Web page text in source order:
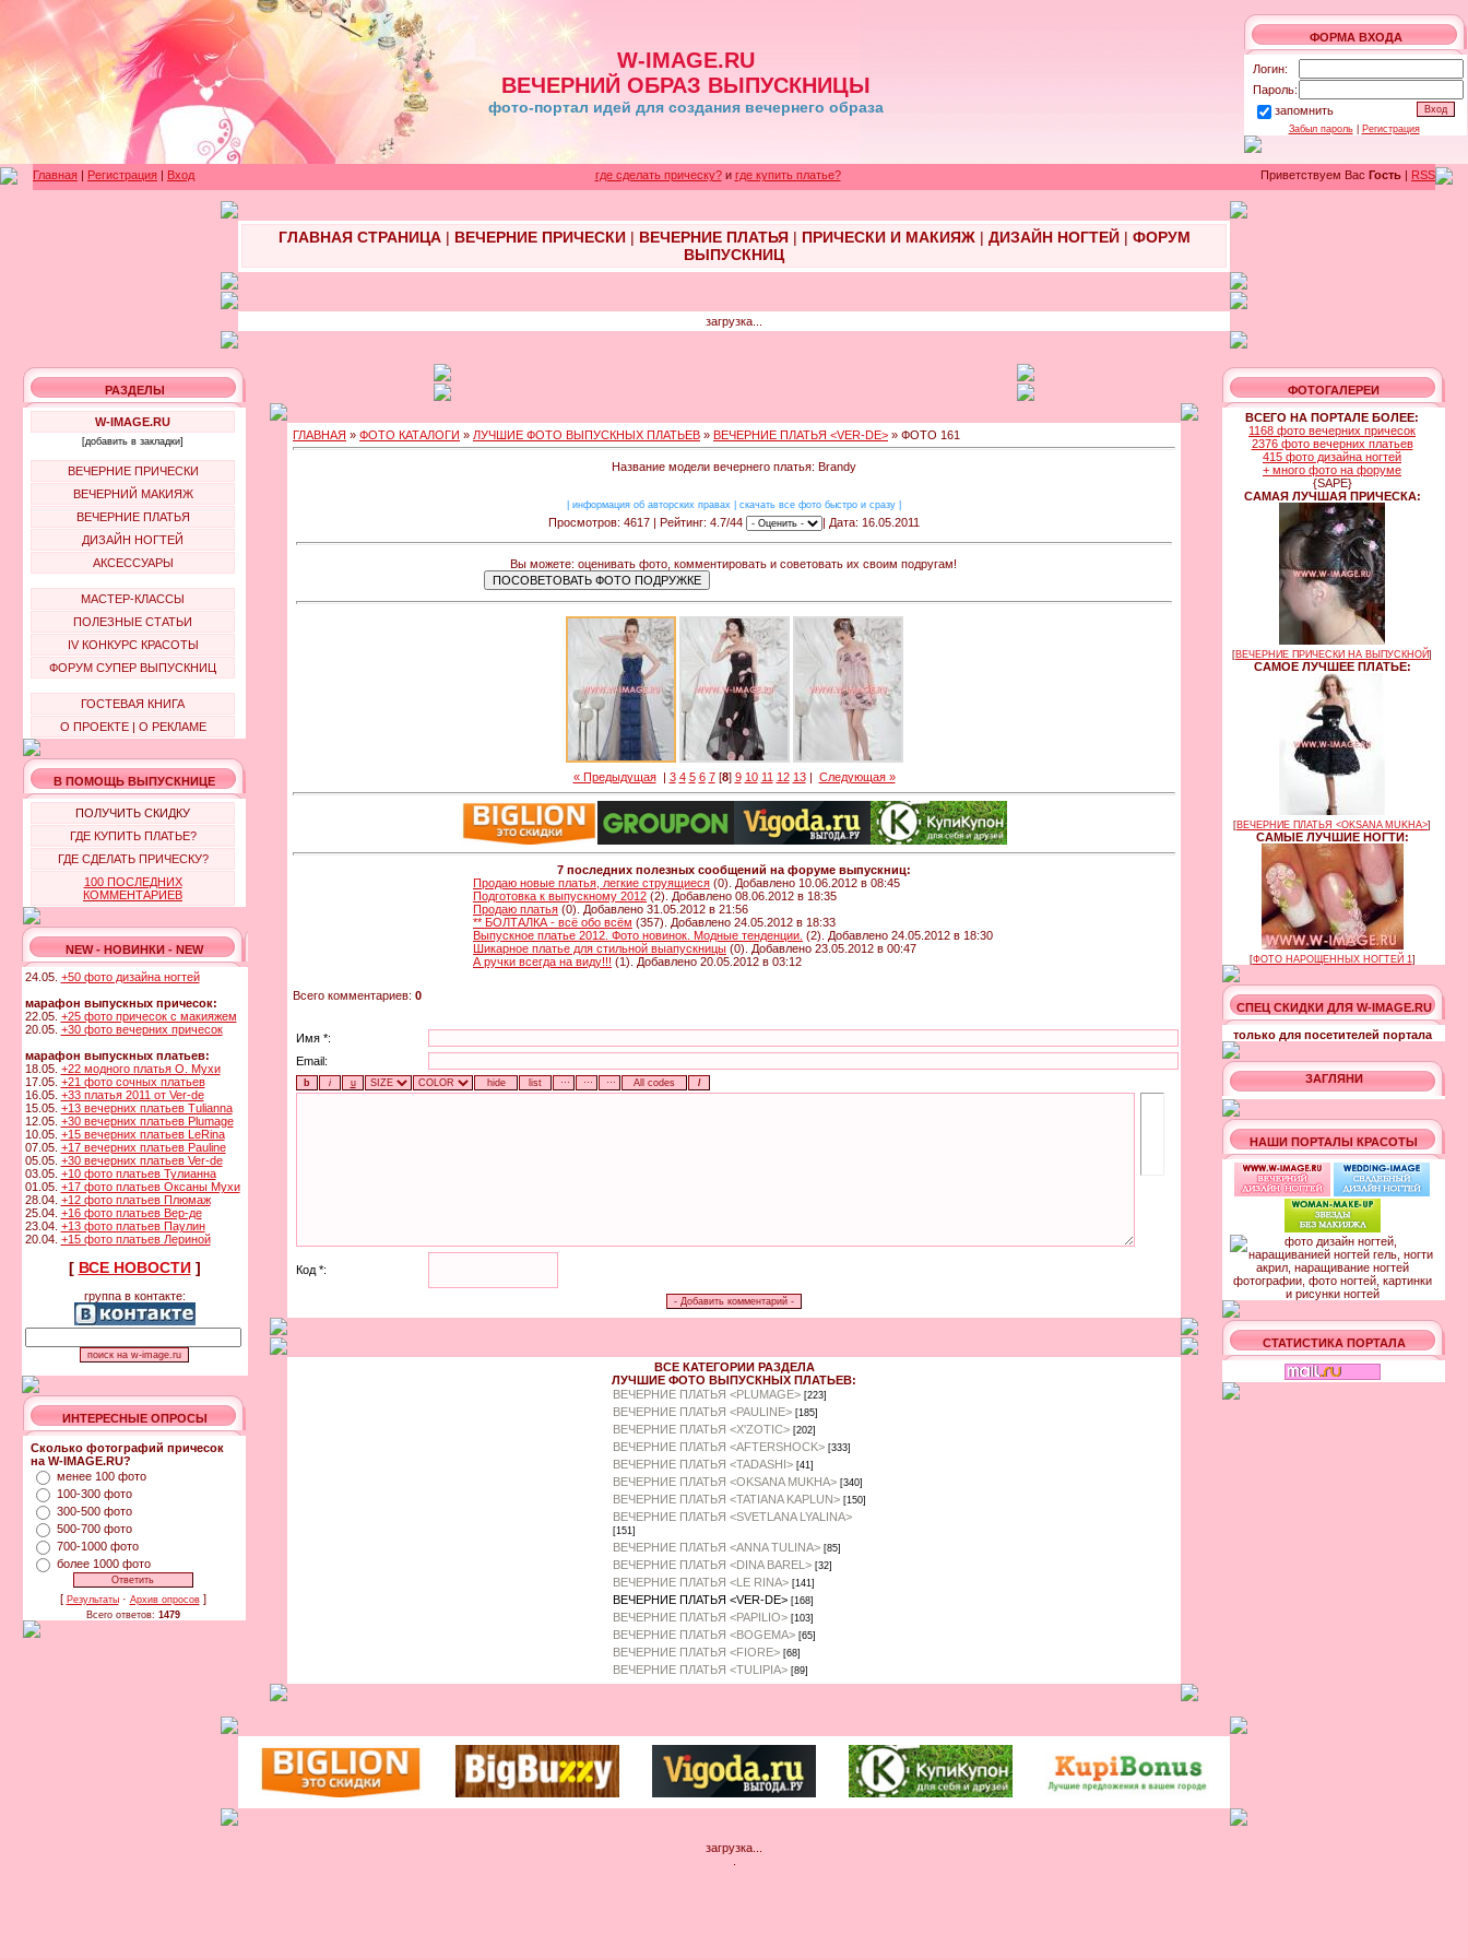
W-IMAGE.RU
ВЕЧЕРНИЙ ОБРАЗ ВЫПУСКНИЦЫ
фото-портал идей для создания вечернего образа
ФОРМА ВХОДА
Логин:
Пароль:
запомнить
Забыл пароль| Регистрация
Главная | Регистрация | Вход где сделать прическу?и где купить платье? Приветствуем Вас Гость | RSS
ГЛАВНАЯ СТРАНИЦА| ВЕЧЕРНИЕ ПРИЧЕСКИ| ВЕЧЕРНИЕ ПЛАТЬЯ| ПРИЧЕСКИ И МАКИЯЖ| ДИЗАЙН НОГТЕЙ| ФОРУМ
ВЫПУСКНИЦ
загрузка...
РАЗДЕЛЫ
W-IMAGE.RU
[добавить в закладки]
ВЕЧЕРНИЕ ПРИЧЕСКИ
ВЕЧЕРНИЙ МАКИЯЖ
ВЕЧЕРНИЕ ПЛАТЬЯ
ДИЗАЙН НОГТЕЙ
АКСЕССУАРЫ
МАСТЕР-КЛАССЫ
ПОЛЕЗНЫЕ СТАТЬИ
IV КОНКУРС КРАСОТЫ
ФОРУМ СУПЕР ВЫПУСКНИЦ
ГОСТЕВАЯ КНИГА
О ПРОЕКТЕ| О РЕКЛАМЕ
В ПОМОЩЬ ВЫПУСКНИЦЕ
ПОЛУЧИТЬ СКИДКУ
ГДЕ КУПИТЬ ПЛАТЬЕ?
ГДЕ СДЕЛАТЬ ПРИЧЕСКУ?
100 ПОСЛЕДНИХ
КОММЕНТАРИЕВ
NEW - НОВИНКИ - NEW
24.05. +50 фото дизайна ногтей
марафон выпускных причесок:
22.05. +25 фото причесок с макияжем
20.05. +30 фото вечерних причесок
марафон выпускных платьев:
18.05. +22 модного платья О. Мухи
17.05. +21 фото сочных платьев
16.05. +33 платья 2011 от Ver-de
15.05. +13 вечерних платьев Tulianna
12.05. +30 вечерних платьев Plumage
10.05. +15 вечерних платьев LeRina
07.05. +17 вечерних платьев Pauline
05.05. +30 вечерних платьев Ver-de
03.05. +10 фото платьев Тулианна
01.05. +17 фото платьев Оксаны Мухи
28.04. +12 фото платьев Плюмаж
25.04. +16 фото платьев Вер-де
23.04. +13 фото платьев Паулин
20.04. +15 фото платьев Лериной
[ ВСЕ НОВОСТИ]
группа в контакте:
ИНТЕРЕСНЫЕ ОПРОСЫ
Сколько фотографий причесок
на W-IMAGE.RU?
менее 100 фото
100-300 фото
300-500 фото
500-700 фото
700-1000 фото
более 1000 фото
[ Результаты· Архив опросов]
Всего ответов: 1479
ГЛАВНАЯ » ФОТО КАТАЛОГИ » ЛУЧШИЕ ФОТО ВЫПУСКНЫХ ПЛАТЬЕВ » ВЕЧЕРНИЕ ПЛАТЬЯ <VER-DE> » ФОТО 161
Название модели вечернего платья: Brandy
информация об авторских правах скачать все фото быстро и сразу
Просмотров: 4617 | Рейтинг: 4.7/44 | Дата: 16.05.2011
Вы можете: оценивать фото, комментировать и советовать их своим подругам!
« Предыдущая| 3 4 5 6 7[8] 9 10 11 12 13| Следующая »
7 последних полезных сообщений на форуме выпускниц:
Продаю новые платья, легкие струящиеся (0). Добавлено 10.06.2012 в 08:45
Подготовка к выпускному 2012 (2). Добавлено 08.06.2012 в 18:35
Продаю платья (0). Добавлено 31.05.2012 в 21:56
** БОЛТАЛКА - всё обо всём (357). Добавлено 24.05.2012 в 18:33
Выпускное платье 2012. Фото новинок. Модные тенденции. (2). Добавлено 24.05.2012 в 18:30
Шикарное платье для стильной выапускницы (0). Добавлено 23.05.2012 в 00:47
А ручки всегда на виду!!! (1). Добавлено 20.05.2012 в 03:12
Всего комментариев: 0
Имя *:
Email:
Код *:
ВСЕ КАТЕГОРИИ РАЗДЕЛА
ЛУЧШИЕ ФОТО ВЫПУСКНЫХ ПЛАТЬЕВ:
ВЕЧЕРНИЕ ПЛАТЬЯ <PLUMAGE> [223]
ВЕЧЕРНИЕ ПЛАТЬЯ <PAULINE> [185]
ВЕЧЕРНИЕ ПЛАТЬЯ <X'ZOTIC> [202]
ВЕЧЕРНИЕ ПЛАТЬЯ <AFTERSHOCK> [333]
ВЕЧЕРНИЕ ПЛАТЬЯ <TADASHI> [41]
ВЕЧЕРНИЕ ПЛАТЬЯ <OKSANA MUKHA> [340]
ВЕЧЕРНИЕ ПЛАТЬЯ <TATIANA KAPLUN> [150]
ВЕЧЕРНИЕ ПЛАТЬЯ <SVETLANA LYALINA>
[151]
ВЕЧЕРНИЕ ПЛАТЬЯ <ANNA TULINA> [85]
ВЕЧЕРНИЕ ПЛАТЬЯ <DINA BAREL> [32]
ВЕЧЕРНИЕ ПЛАТЬЯ <LE RINA> [141]
ВЕЧЕРНИЕ ПЛАТЬЯ <VER-DE> [168]
ВЕЧЕРНИЕ ПЛАТЬЯ <PAPILIO> [103]
ВЕЧЕРНИЕ ПЛАТЬЯ <BOGEMA> [65]
ВЕЧЕРНИЕ ПЛАТЬЯ <FIORE> [68]
ВЕЧЕРНИЕ ПЛАТЬЯ <TULIPIA> [89]
ФОТОГАЛЕРЕИ
ВСЕГО НА ПОРТАЛЕ БОЛЕЕ:
1168 фото вечерних причесок
2376 фото вечерних платьев
415 фото дизайна ногтей
+ много фото на форуме
{SAPE}
САМАЯ ЛУЧШАЯ ПРИЧЕСКА:
[ВЕЧЕРНИЕ ПРИЧЕСКИ НА ВЫПУСКНОЙ]
САМОЕ ЛУЧШЕЕ ПЛАТЬЕ:
[ВЕЧЕРНИЕ ПЛАТЬЯ <OKSANA MUKHA>]
САМЫЕ ЛУЧШИЕ НОГТИ:
[ФОТО НАРОЩЕННЫХ НОГТЕЙ 1]
СПЕЦ СКИДКИ ДЛЯ W-IMAGE.RU
только для посетителей портала
ЗАГЛЯНИ
НАШИ ПОРТАЛЫ КРАСОТЫ
СТАТИСТИКА ПОРТАЛА
загрузка...